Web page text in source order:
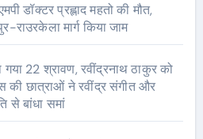
डॉक्टर प्रह्लाद महतो की मौत,
राउरकेला मार्ग किया जाम
22 श्रावण, रवींद्रनाथ ठाकुर को
की छात्राओं ने रवींद्र संगीत और
से बांधा समां